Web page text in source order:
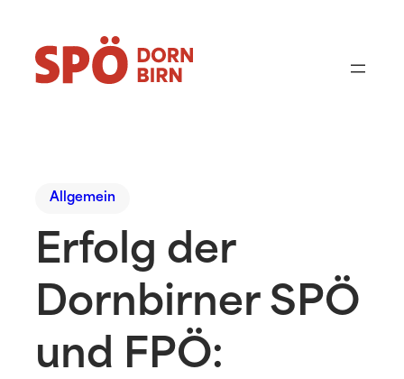
Allgemein
Erfolg der
Dornbirner SPÖ
und FPÖ: